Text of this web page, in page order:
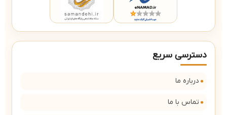
دسترسی سریع
درباره ما
تماس با ما